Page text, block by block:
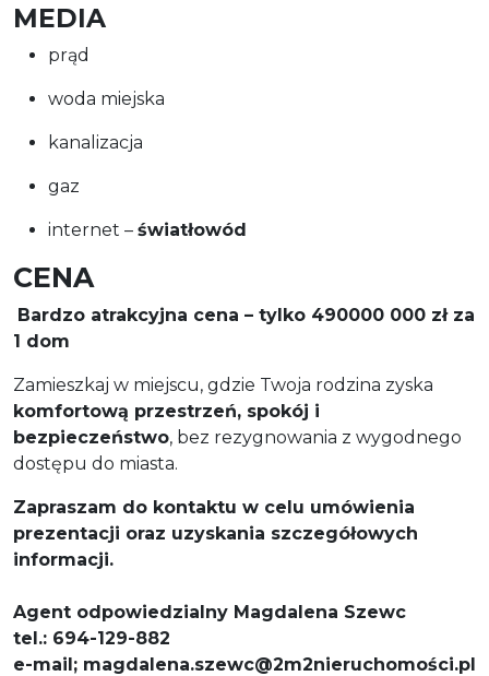
MEDIA
prąd
woda miejska
kanalizacja
gaz
internet – światłowód
CENA
Bardzo atrakcyjna cena – tylko 490000 000 zł za
1 dom
Zamieszkaj w miejscu, gdzie Twoja rodzina zyska
komfortową przestrzeń, spokój i
bezpieczeństwo, bez rezygnowania z wygodnego
dostępu do miasta.
Zapraszam do kontaktu w celu umówienia
prezentacji oraz uzyskania szczegółowych
informacji.
Agent odpowiedzialny Magdalena Szewc
tel.: 694-129-882
e-mail; magdalena.szewc@2m2nieruchomości.pl